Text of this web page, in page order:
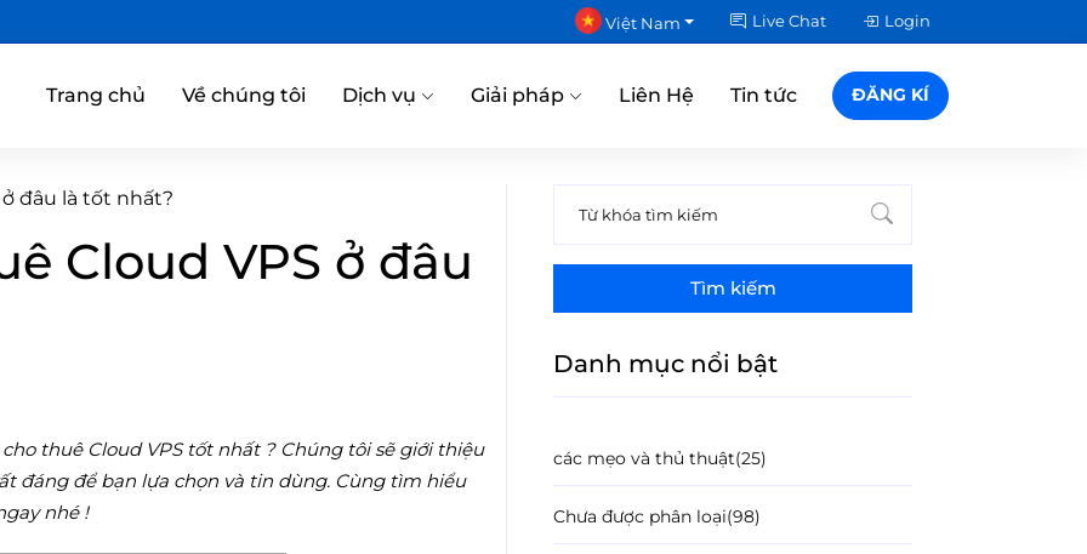
Việt Nam Live Chat Login
Trang chủ Về chúng tôi Dịch vụ Giải pháp Liên Hệ Tin tức ĐĂNG KÍ
đâu là tốt nhất?
Cloud VPS ở đâu
thuê Cloud VPS tốt nhất ? Chúng tôi sẽ giới thiệu
đáng để bạn lựa chọn và tin dùng. Cùng tìm hiểu
nhé !
Tìm kiếm
Danh mục nổi bật
các mẹo và thủ thuật(25)
Chưa được phân loại(98)